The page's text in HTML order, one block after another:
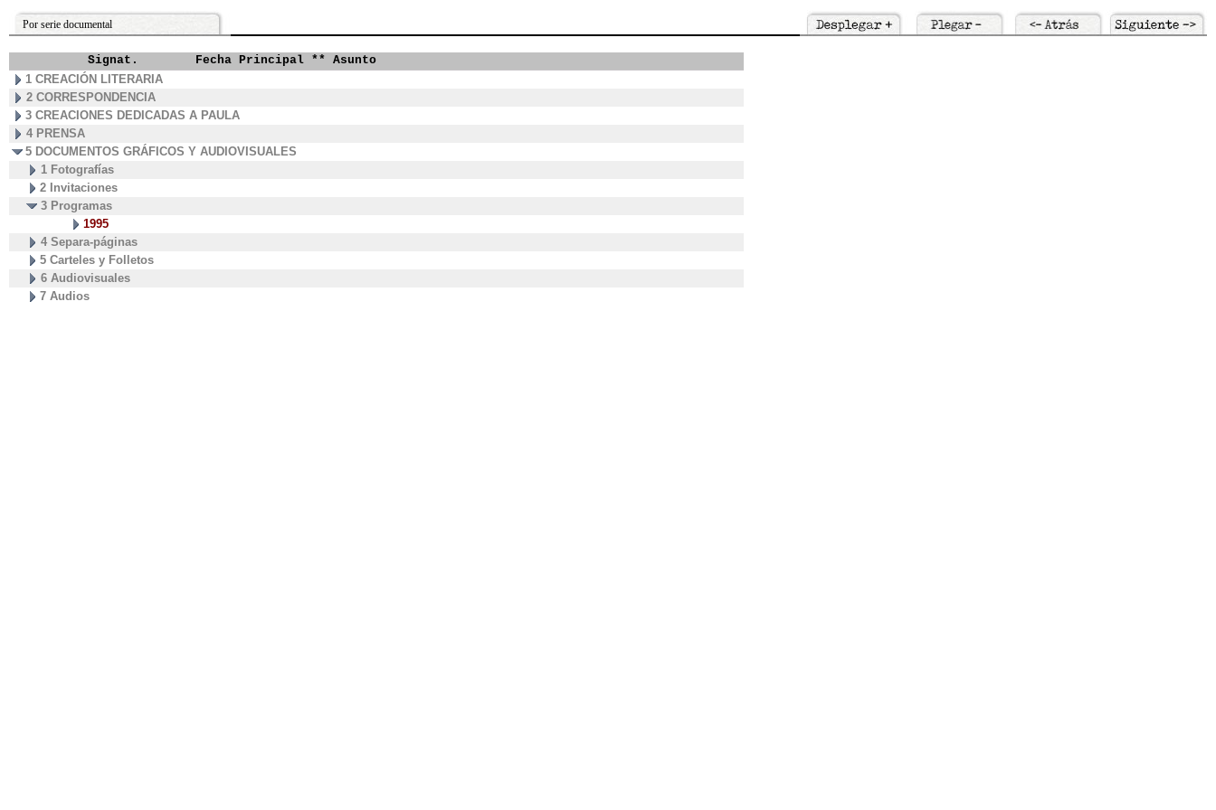
Por serie documental
Signat.
Fecha Principal ** Asunto
1 CREACIÓN LITERARIA
2 CORRESPONDENCIA
3 CREACIONES DEDICADAS A PAULA
4 PRENSA
5 DOCUMENTOS GRÁFICOS Y AUDIOVISUALES
1 Fotografías
2 Invitaciones
3 Programas
1995
4 Separa-páginas
5 Carteles y Folletos
6 Audiovisuales
7 Audios